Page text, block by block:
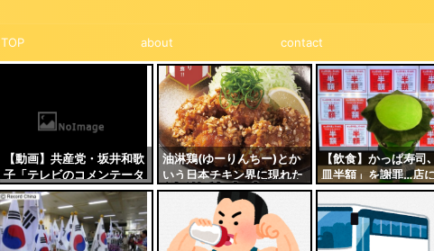
TOP about contact
【動画】共産党・坂井和歌
子「テレビのコメンテータ
ーのせいで暴力革命を行う
政党だと誤解されている」
→ネット民のツッコミ殺到
ｗｗｗｗｗ
油淋鶏(ゆーりんちー)とか
いう日本チキン界に現れた
新たな覇権
【飲食】かっぱ寿司
皿半額」を謝罪…店
列、駐車場は大混雑
は大渋滞、10時間待
ルカリにクーポン券
クレームの嵐